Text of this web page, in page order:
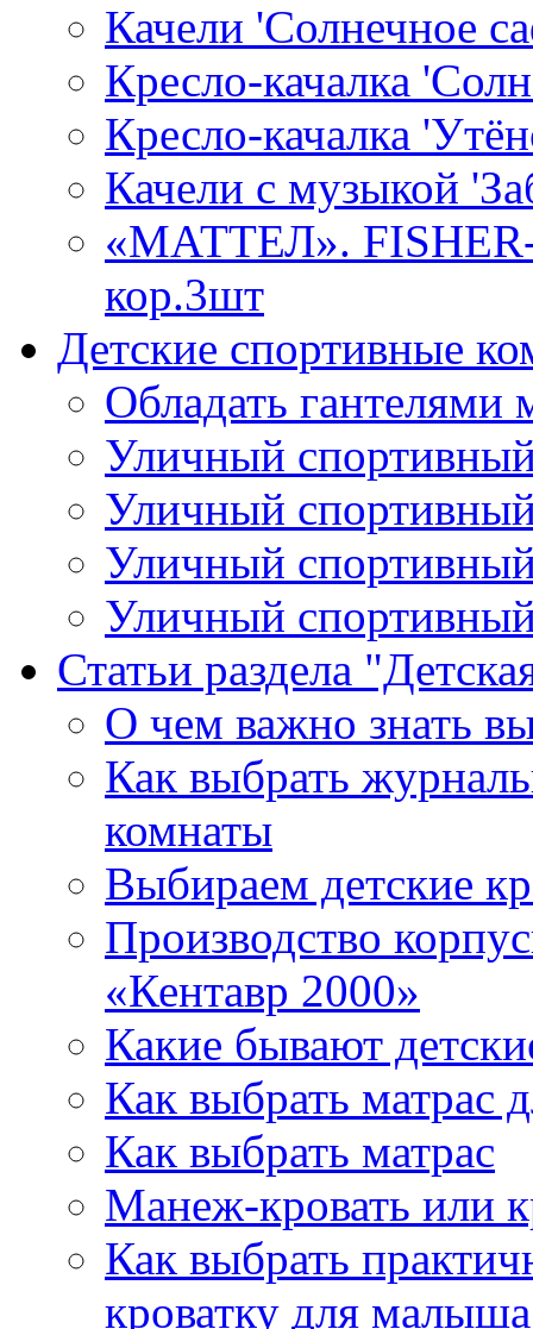
Качели 'Солнечное
Кресло-качалка
Кресло-качалка
Качели с музыкой
«МАТТЕЛ».
кор.3шт
Детские спортивные
Обладать гантелями
Уличный
Уличный
Уличный
Уличный
Статьи раздела
О чем важно знать
Как выбрать
комнаты
Выбираем детские
Производство
«Кентавр 2000»
Какие бывают
Как выбрать матрас
Как выбрать матрас
Манеж-кровать или
Как выбрать
кроватку для малыша